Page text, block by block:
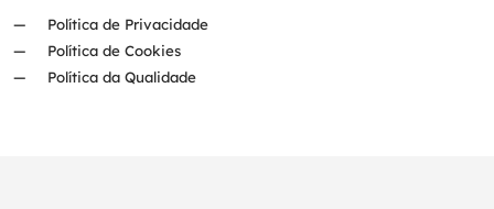
Política de Privacidade
Política de Cookies
Política da Qualidade